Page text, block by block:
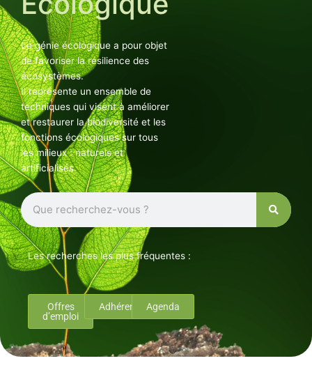
Le génie écologique a pour objet
de favoriser la résilience des
écosystèmes.
Il représente un ensemble de
techniques qui visent à améliorer
et restaurer la biodiversité et les
fonctions écologiques sur tous
les milieux : naturels et
artificialisés.
Rechercher
Les recherches les plus fréquentes :
Offres
d’emploi
Adhérents Agenda